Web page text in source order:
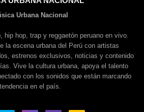
Urbana Nacional
hip hop, trap y reggaetón peruano en vivo.
la escena urbana del Perú con artistas
estrenos exclusivos, noticias y contenido
Vive la cultura urbana, apoya el talento
con los sonidos que están marcando
tendencia en el país.